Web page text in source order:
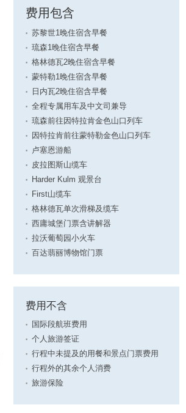
费用包含
苏黎世1晚住宿含早餐
琉森1晚住宿含早餐
格林德瓦2晚住宿含早餐
蒙特勒1晚住宿含早餐
日内瓦2晚住宿含早餐
全程专属用车及中文司兼导
琉森前往因特拉肯金色山口列车
因特拉肯前往蒙特勒金色山口列车
卢塞恩游船
皮拉图斯山缆车
Harder Kulm 观景台
First山缆车
格林德瓦单次滑梯及缆车
西庸城堡门票含讲解器
拉沃葡萄园小火车
百达翡丽博物馆门票
费用不含
国际段航班费用
个人旅游签证
行程中未提及的用餐和景点门票费用
行程外的其余个人消费
旅游保险